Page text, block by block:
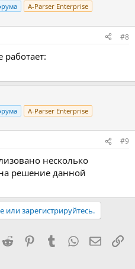
A-Parser Enterprise
#8
A-Parser Enterprise
#9
несколько
решение данной
или зарегистрируйтесь.
Reddit PinterestTumblr WhatsApp